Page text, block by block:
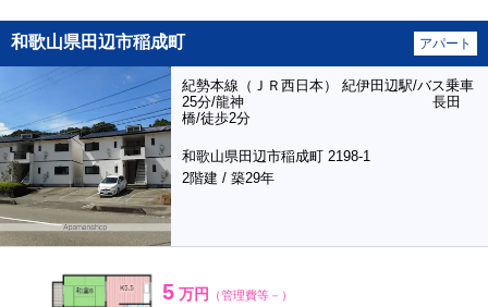
和歌山県田辺市稲成町 アパート
紀勢本線（ＪＲ西日本） 紀伊田辺駅/バス乗車
25分/龍神 長田
橋/徒歩2分
和歌山県田辺市稲成町 2198-1
2階建 / 築29年
5 万円 （管理費等－）